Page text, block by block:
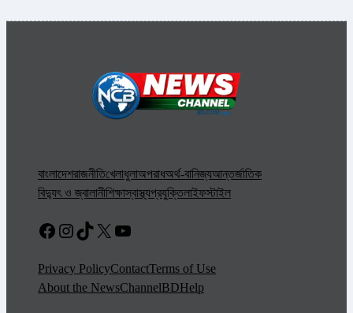
বাংলাদেশরাজনীতিখেলাধুলাঅপরাধঅর্থ-বানিজ্যআন্তর্জাতিক
বিদ্যুৎ ও জ্বালানীশিক্ষাস্বাস্থ্যপ্রযুক্তিলাইফস্টাইল
Facebook
Instagram
TikTok
X YouTube
Privacy PolicyContactTerms of Use
About the NewsChannelBDHelp